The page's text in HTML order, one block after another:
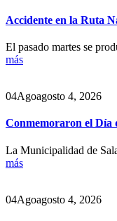
Accidente en la Ruta
El pasado martes se
más
04Agoagosto 4, 2026
Conmemoraron el Día
La Municipalidad de
más
04Agoagosto 4, 2026